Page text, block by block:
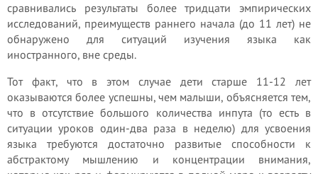
сравнивались результаты более тридцати эмпирических
исследований, преимуществ раннего начала (до 11 лет) не
обнаружено для ситуаций изучения языка как
иностранного, вне среды.
Тот факт, что в этом случае дети старше 11-12 лет
оказываются более успешны, чем малыши, объясняется тем,
что в отсутствие большого количества инпута (то есть в
ситуации уроков один-два раза в неделю) для усвоения
языка требуются достаточно развитые способности к
абстрактому мышлению и концентрации внимания,